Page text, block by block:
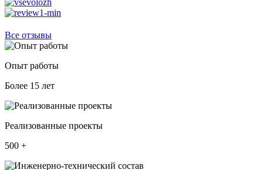
Все отзывы
Опыт работы
Более 15 лет
Реализованные проекты
500 +